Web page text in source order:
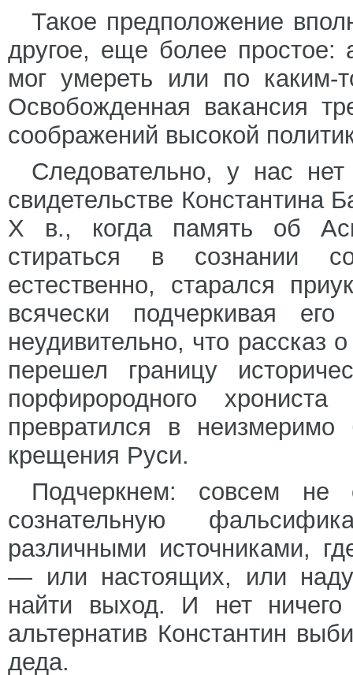
Такое предположение
другое, еще более простое:
мог умереть или по каким-
Освобожденная вакансия
соображений высокой
Следовательно, у нас
свидетельстве Константина
Х в., когда память об
стираться в сознании
естественно, старался
всячески подчеркивая
неудивительно, что рассказ
перешел границу
порфирородного
превратился в
крещения Руси.
Подчеркнем: совсем не
сознательную
различными источниками,
— или настоящих, или
найти выход. И нет ничего
альтернатив Константин
деда.